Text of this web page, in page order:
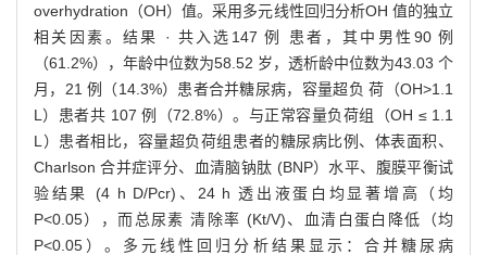
overhydration（OH）值。采用多元线性回归分析OH 值的独立
相关因素。结果 · 共入选147 例 患者，其中男性90 例
（61.2%），年龄中位数为58.52 岁，透析龄中位数为43.03 个
月，21 例（14.3%）患者合并糖尿病，容量超负 荷（OH>1.1
L）患者共 107 例（72.8%）。与正常容量负荷组（OH ≤ 1.1
L）患者相比，容量超负荷组患者的糖尿病比例、体表面积、
Charlson 合并症评分、血清脑钠肽 (BNP）水平、腹膜平衡试
验结果 (4 h D/Pcr)、24 h 透出液蛋白均显著增高（均
P<0.05），而总尿素 清除率 (Kt/V)、血清白蛋白降低（均
P<0.05）。多元线性回归分析结果显示：合并糖尿病